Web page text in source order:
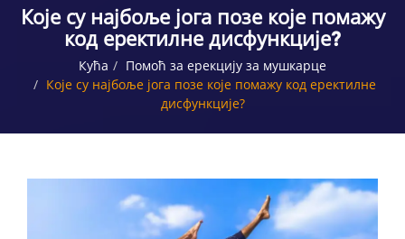
Које су најбоље јога позе које помажу
код еректилне дисфункције?
Кућа
Помоћ за ерекцију за мушкарце
Које су најбоље јога позе које помажу код еректилне
дисфункције?